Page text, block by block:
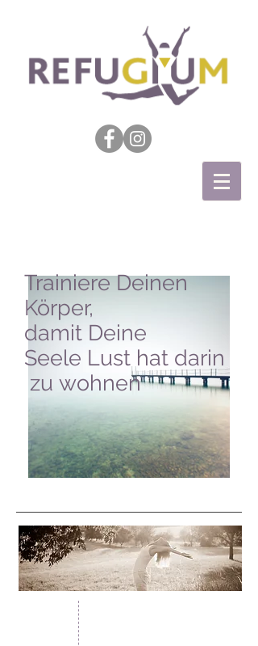
Trainiere Deinen
Körper,
damit Deine
Seele Lust hat darin
zu wohnen